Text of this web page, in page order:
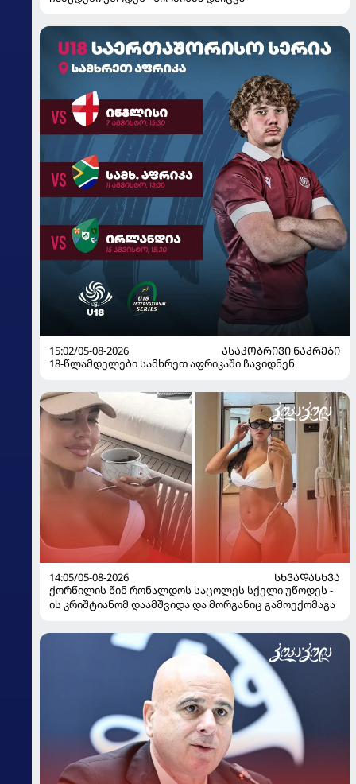
15:02/05-08-2026
ᲐᲡᲐᲙᲝᲑᲠᲘᲕᲘ ᲜᲐᲙᲠᲔᲑᲘ
18-წლამდელები სამხრეთ აფრიკაში ჩავიდნენ
14:05/05-08-2026
ᲡᲮᲕᲐᲓᲐᲡᲮᲕᲐ
ქორწილის წინ რონალდოს საცოლეს სქელი უწოდეს -
ის კრიშტიანომ დაამშვიდა და მორგანიც გამოექომაგა